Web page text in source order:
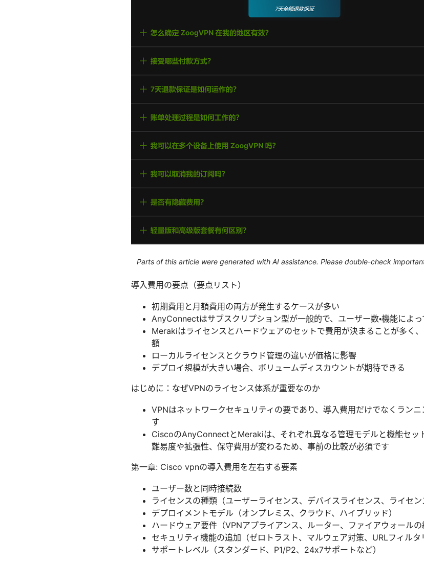
Parts of this article were generated with AI assistance. Please double-check
導入費用の要点（要点リスト）
初期費用と月額費用の両方が発生するケースが多い
AnyConnectはサブスクリプション型が一般的で、ユーザー数・機能によ
Merakiはライセンスとハードウェアのセットで費用が決まることが多く
額
ローカルライセンスとクラウド管理の違いが価格に影響
デプロイ規模が大きい場合、ボリュームディスカウントが期待できる
はじめに：なぜVPNのライセンス体系が重要なのか
VPNはネットワークセキュリティの要であり、導入費用だけでなくラン
す
CiscoのAnyConnectとMerakiは、それぞれ異なる管理モデルと機能セッ
難易度や拡張性、保守費用が変わるため、事前の比較が必須です
第一章: Cisco vpnの導入費用を左右する要素
ユーザー数と同時接続数
ライセンスの種類（ユーザーライセンス、デバイスライセンス、ライセン
デプロイメントモデル（オンプレミス、クラウド、ハイブリッド）
ハードウェア要件（VPNアプライアンス、ルーター、ファイアウォールの
セキュリティ機能の追加（ゼロトラスト、マルウェア対策、URLフィルタ
サポートレベル（スタンダード、P1/P2、24x7サポートなど）